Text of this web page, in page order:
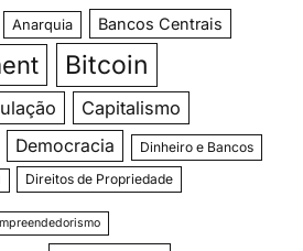
Anarquia Bancos Centrais
Bitcoin
Capitalismo
Democracia
Dinheiro e Bancos
Direitos de Propriedade